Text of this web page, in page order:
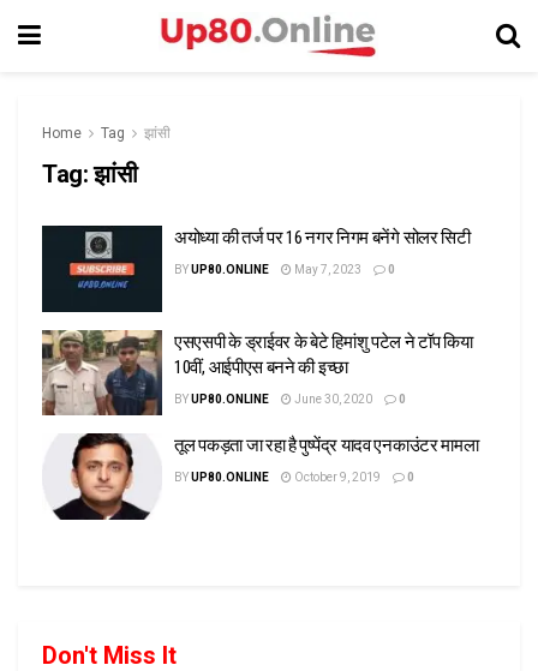
Home Tag झांसी
Tag:झांसी
अयोध्या की तर्ज पर 16 नगर निगम बनेंगे सोलर सिटी
BYUP80.ONLINE May 7, 2023 0
एसएसपी के ड्राईवर के बेटे हिमांशु पटेल ने टॉप किया
10वीं, आईपीएस बनने की इच्छा
BYUP80.ONLINE June 30, 2020 0
तूल पकड़ता जा रहा है पुष्पेंद्र यादव एनकाउंटर मामला
BYUP80.ONLINE October 9, 2019 0
Don't Miss It